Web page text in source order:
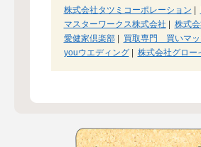
株式会社タツミコーポレーション
マスターワークス株式会社
株式
愛健家倶楽部| 買取専門 買いマッ
youウエディング| 株式会社グロー